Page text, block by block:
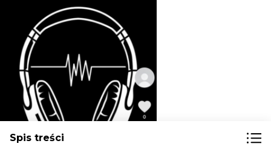
Spis treści